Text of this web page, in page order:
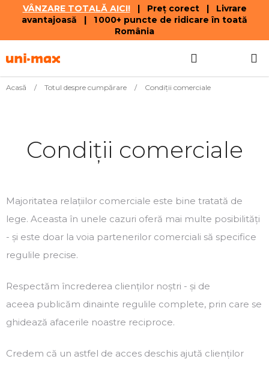
VÂNZARE TOTALĂ AICI!| Preț corect | Livrare
avantajoasă | 1 000+ puncte de ridicare în toată
România
la
DE
Acasă / Totul despre cumpărare / Condiții comerciale
Condiții comerciale
Majoritatea relațiilor comerciale este bine tratată de
lege. Aceasta în unele cazuri oferă mai multe posibilități
- și este doar la voia partenerilor comerciali să specifice
regulile precise.
Respectăm încrederea clienților noștri - și de
aceea publicăm dinainte regulile complete, prin care se
ghidează afacerile noastre reciproce.
Credem că un astfel de acces deschis ajută clienților